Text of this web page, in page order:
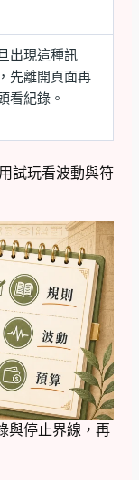
出現這種訊
先離開頁面再
看紀錄。
用試玩看波動與符
與停止界線，再